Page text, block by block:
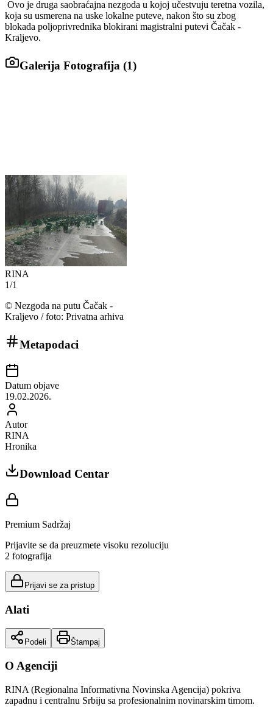
Ovo je druga saobraćajna nezgoda u kojoj učestvuju teretna vozila,
koja su usmerena na uske lokalne puteve, nakon što su zbog
blokada poljoprivrednika blokirani magistralni putevi Čačak -
Kraljevo.
Galerija Fotografija (1)
RINA
1/1
© Nezgoda na putu Čačak -
Kraljevo / foto: Privatna arhiva
Metapodaci
Datum objave
19.02.2026.
Autor
RINA
Hronika
Download Centar
Premium Sadržaj
Prijavite se da preuzmete visoku rezoluciju
2 fotografija
Prijavi se za pristup
Alati
Podeli Štampaj
O Agenciji
RINA (Regionalna Informativna Novinska Agencija) pokriva
zapadnu i centralnu Srbiju sa profesionalnim novinarskim timom.